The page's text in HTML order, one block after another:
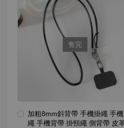
售完
加粗8mm斜背帶 手機掛繩 手機
繩 手機背帶 掛頸繩 側背帶 皮